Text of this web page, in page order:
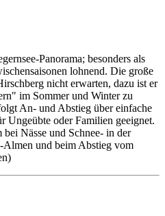
Panorama; besonders als
lohnend. Die große
nicht erwarten, dazu ist er
im Sommer und Winter zu
An- und Abstieg über einfache
Ungeübte oder Familien geeignet.
Nässe und Schnee- in der
Almen und beim Abstieg vom